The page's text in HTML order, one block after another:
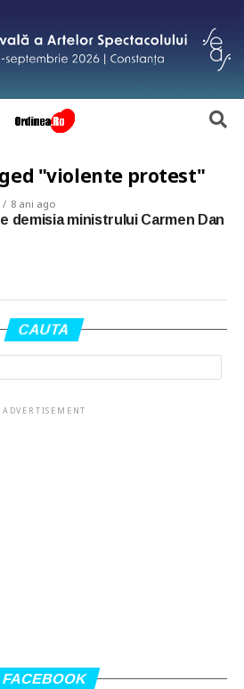
"violente protest"
8 ani ago
demisia ministrului Carmen Dan
CAUTA
ADVERTISEMENT
FACEBOOK